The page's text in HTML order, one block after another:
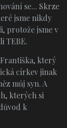
se... Skrze
jsme nikdy
protože jsme v
TEBE.
který
církev jinak
můj syn. A
kterých si
k